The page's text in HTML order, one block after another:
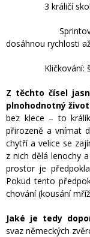
3 králičí skoky:
Sprintování a
dosáhnou rychlosti
Kličkování:
Z těchto čísel
plnohodnotný
bez klece – to
přirozeně a vnímat
chytří a velice se
z nich dělá lenochy
prostor je
Pokud tento
chování (kousání
Jaké je tedy
svaz německých